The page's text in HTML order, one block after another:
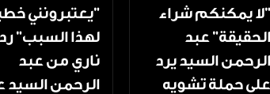
"لا يمكنكم شراء
الحقيقة" عبد
الرحمن السيد يرد
على حملة تشويه
"يعتبرونني
لهذا السبب" رد
ناري من عبد
الرحمن السيد